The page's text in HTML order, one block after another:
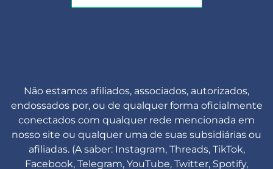
Não estamos afiliados, associados, autorizados,
endossados por, ou de qualquer forma oficialmente
conectados com qualquer rede mencionada em
nosso site ou qualquer uma de suas subsidiárias ou
afiliadas. (A saber: Instagram, Threads, TikTok,
Facebook, Telegram, YouTube, Twitter, Spotify,